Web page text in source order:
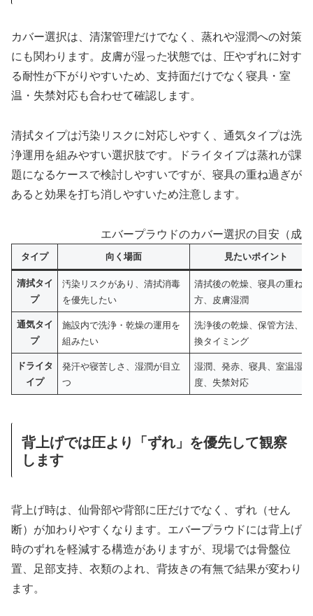
カバー選択は、清潔管理だけでなく、蒸れや湿潤への対策
にも関わります。皮膚が湿った状態では、圧やずれに対す
る耐性が下がりやすいため、支持面だけでなく寝具・室
温・失禁対応も合わせて確認します。
清拭タイプは汚染リスクに対応しやすく、通気タイプは洗
浄運用を組みやすい選択肢です。ドライタイプは蒸れが課
題になるケースで検討しやすいですが、寝具の重ね過ぎが
あると効果を打ち消しやすいため注意します。
エバープラウドのカバー選択の目安（成
タイプ 向く場面 見たいポイント
清拭タイ
プ
汚染リスクがあり、清拭消毒
を優先したい
清拭後の乾燥、寝具の重ね
方、皮膚湿潤
通気タイ
プ
施設内で洗浄・乾燥の運用を
組みたい
洗浄後の乾燥、保管方法、交
換タイミング
ドライタ
イプ
発汗や寝苦しさ、湿潤が目立
つ
湿潤、発赤、寝具、室温湿
度、失禁対応
背上げでは圧より「ずれ」を優先して観察
します
背上げ時は、仙骨部や背部に圧だけでなく、ずれ（せん
断）が加わりやすくなります。エバープラウドには背上げ
時のずれを軽減する構造がありますが、現場では骨盤位
置、足部支持、衣類のよれ、背抜きの有無で結果が変わり
ます。